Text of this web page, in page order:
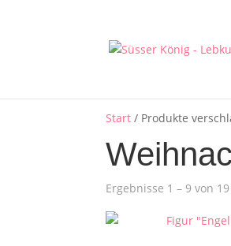
Start / Produkte
Ergebnisse 1 – 9 von